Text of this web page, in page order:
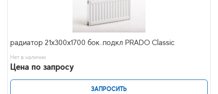
радиатор 21x300х1700 бок..подкл PRADO Classic
Нет в наличии
Цена по запросу
ЗАПРОСИТЬ